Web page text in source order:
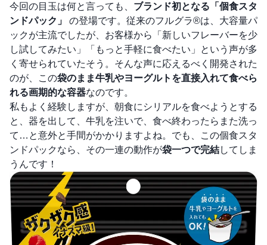
今回の目玉は何と言っても、 ブランド初となる「個食スタ
ンドパック」
の登場です。従来のフルグラ®は、大容量パ
ックが主流でしたが、お客様から「新しいフレーバーを少
し試してみたい」「もっと手軽に食べたい」という声が多
く寄せられていたそう。そんな声に応えるべく開発された
のが、この袋のまま牛乳やヨーグルトを直接入れて食べら
れる画期的な容器なのです。
私もよく経験しますが、朝食にシリアルを食べようとする
と、器を出して、牛乳を注いで、食べ終わったらまた洗っ
て…と意外と手間がかかりますよね。でも、この個食スタ
ンドパックなら、その一連の動作が袋一つで完結してしま
うんです！